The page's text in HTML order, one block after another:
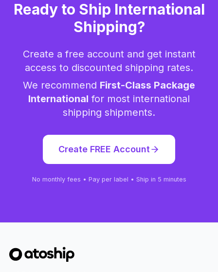
Ready to Ship International
Shipping?
Create a free account and get instant
access to discounted shipping rates.
We recommend First-Class Package
International for most international
shipping shipments.
Create FREE Account
No monthly fees • Pay per label • Ship in 5 minutes